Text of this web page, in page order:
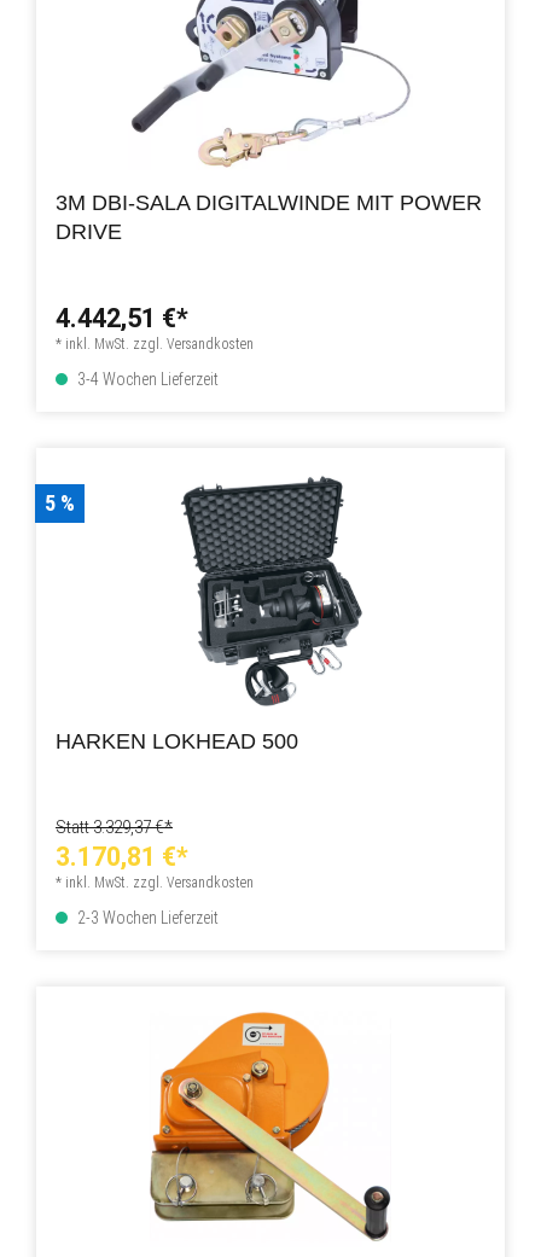
3M DBI-SALA DIGITALWINDE MIT POWER
DRIVE
4.442,51 €*
* inkl. MwSt. zzgl. Versandkosten
3-4 Wochen Lieferzeit
5 %
HARKEN LOKHEAD 500
Statt 3.329,37 €*
3.170,81 €*
* inkl. MwSt. zzgl. Versandkosten
2-3 Wochen Lieferzeit